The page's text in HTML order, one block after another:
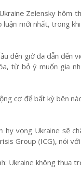
Zelensky hôm
luận mới nhất, trong
đến giờ đã dẫn đến
từ bỏ ý muốn gia
cơ để bất kỳ bên
vọng Ukraine sẽ
Group (ICG), nói với
Ukraine không thua